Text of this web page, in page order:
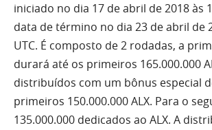
iniciado no dia 17 de abril de 2018 às
data de término no dia 23 de abril de
UTC. É composto de 2 rodadas, a
durará até os primeiros 165.000.000
distribuídos com um bônus especial
primeiros 150.000.000 ALX. Para o
135.000.000 dedicados ao ALX. A